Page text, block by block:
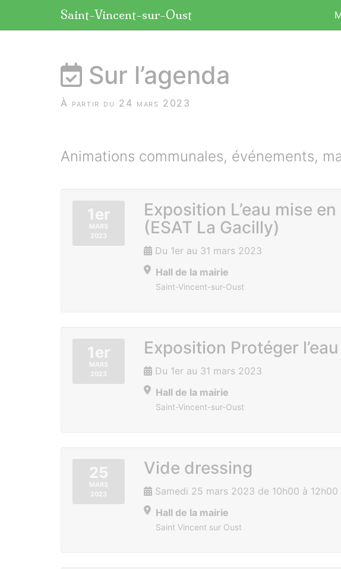
Saint-Vincent-sur-Oust
Sur l’agenda
À partir du 24 mars 2023
Animations communales, événements,
1er
MARS
2023
Exposition L’eau mise
(ESAT La Gacilly)
Du 1er au 31 mars 2023
Hall de la mairie
Saint-Vincent-sur-Oust
1er
MARS
2023
Exposition Protéger l’eau
Du 1er au 31 mars 2023
Hall de la mairie
Saint-Vincent-sur-Oust
25
MARS
2023
Vide dressing
Samedi 25 mars 2023 de 10h00 à 12h00
Hall de la mairie
Saint Vincent sur Oust
Panneau de gestion des cookies